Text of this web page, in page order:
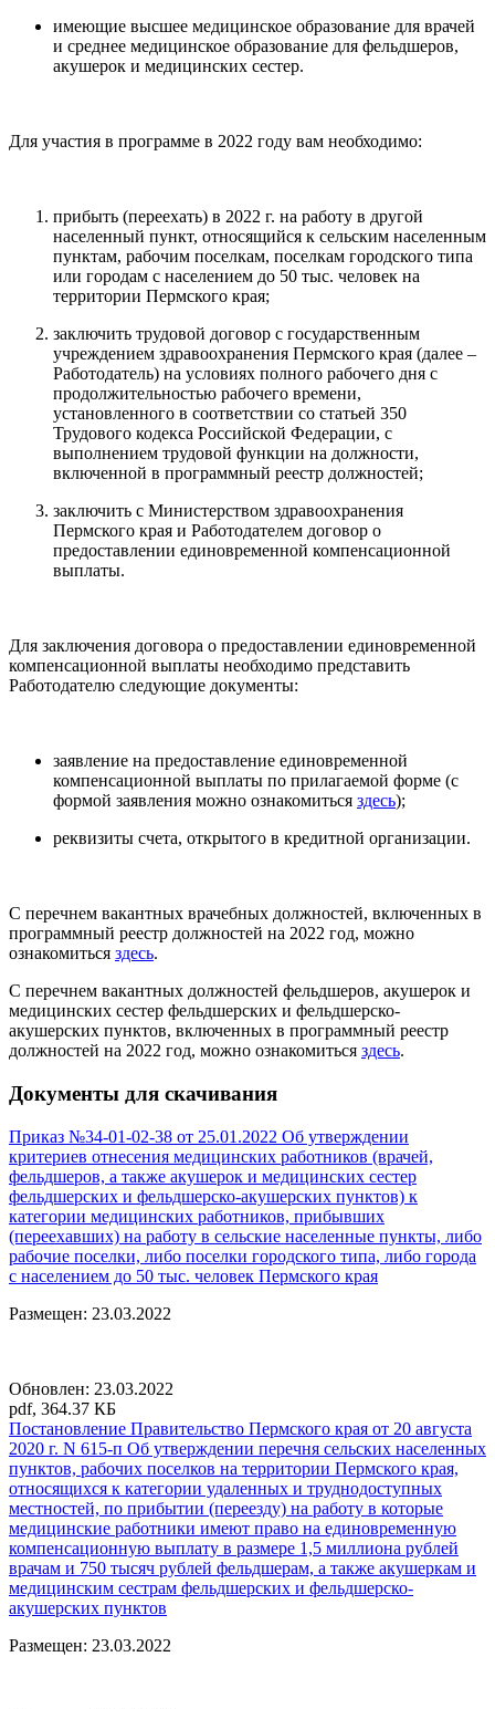
имеющие высшее медицинское образование для врачей
и среднее медицинское образование для фельдшеров,
акушерок и медицинских сестер.
Для участия в программе в 2022 году вам необходимо:
прибыть (переехать) в 2022 г. на работу в другой
населенный пункт, относящийся к сельским населенным
пунктам, рабочим поселкам, поселкам городского типа
или городам с населением до 50 тыс. человек на
территории Пермского края;
заключить трудовой договор с государственным
учреждением здравоохранения Пермского края (далее –
Работодатель) на условиях полного рабочего дня с
продолжительностью рабочего времени,
установленного в соответствии со статьей 350
Трудового кодекса Российской Федерации, с
выполнением трудовой функции на должности,
включенной в программный реестр должностей;
заключить с Министерством здравоохранения
Пермского края и Работодателем договор о
предоставлении единовременной компенсационной
выплаты.
Для заключения договора о предоставлении единовременной
компенсационной выплаты необходимо представить
Работодателю следующие документы:
заявление на предоставление единовременной
компенсационной выплаты по прилагаемой форме (с
формой заявления можно ознакомиться здесь);
реквизиты счета, открытого в кредитной организации.
С перечнем вакантных врачебных должностей, включенных в
программный реестр должностей на 2022 год, можно
ознакомиться здесь.
С перечнем вакантных должностей фельдшеров, акушерок и
медицинских сестер фельдшерских и фельдшерско-
акушерских пунктов, включенных в программный реестр
должностей на 2022 год, можно ознакомиться здесь.
Документы для скачивания
Приказ №34-01-02-38 от 25.01.2022 Об утверждении
критериев отнесения медицинских работников (врачей,
фельдшеров, а также акушерок и медицинских сестер
фельдшерских и фельдшерско-акушерских пунктов) к
категории медицинских работников, прибывших
(переехавших) на работу в сельские населенные пункты, либо
рабочие поселки, либо поселки городского типа, либо города
с населением до 50 тыс. человек Пермского края
Размещен: 23.03.2022
Обновлен: 23.03.2022
pdf, 364.37 КБ
Постановление Правительство Пермского края от 20 августа
2020 г. N 615-п Об утверждении перечня сельских населенных
пунктов, рабочих поселков на территории Пермского края,
относящихся к категории удаленных и труднодоступных
местностей, по прибытии (переезду) на работу в которые
медицинские работники имеют право на единовременную
компенсационную выплату в размере 1,5 миллиона рублей
врачам и 750 тысяч рублей фельдшерам, а также акушеркам и
медицинским сестрам фельдшерских и фельдшерско-
акушерских пунктов
Размещен: 23.03.2022